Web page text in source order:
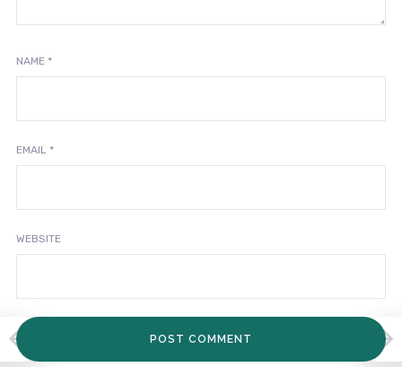
NAME *
EMAIL *
WEBSITE